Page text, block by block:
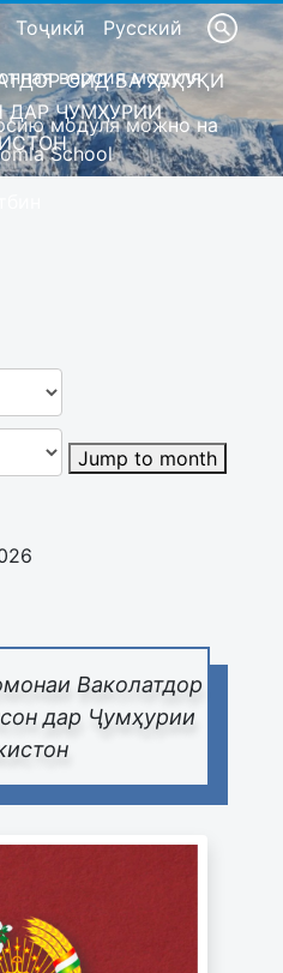
Тоҷикӣ Русский
версия модуля
модуля можно на
School
ОИД БА ҲУҚУҚИ
ДАР ҶУМҲУРИИ
Ваколатдор
дар Ҷумҳурии
Jump to month